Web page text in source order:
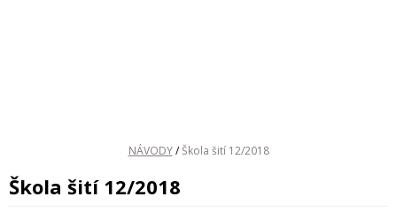
NÁVODY / Škola šití 12/2018
Škola šití 12/2018